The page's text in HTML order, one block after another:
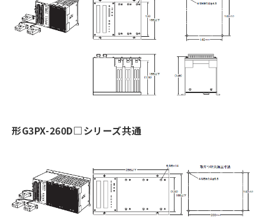
形G3PX-260D□シリーズ共通